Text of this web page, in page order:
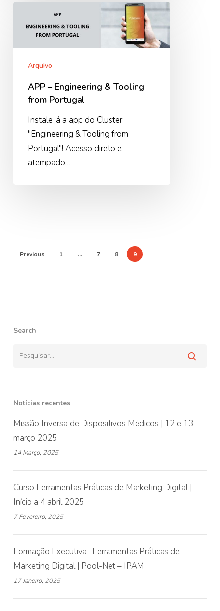
Engineering
&
Tooling
Portugal
Arquivo
APP – Engineering & Tooling
from Portugal
Instale já a app do Cluster
"Engineering & Tooling from
Portugal"! Acesso direto e
atempado…
Previous 1 … 7 8 9
Search
Notícias recentes
Missão Inversa de Dispositivos Médicos | 12 e 13
março 2025
14 Março, 2025
Curso Ferramentas Práticas de Marketing Digital |
Início a 4 abril 2025
7 Fevereiro, 2025
Formação Executiva- Ferramentas Práticas de
Marketing Digital | Pool-Net – IPAM
17 Janeiro, 2025